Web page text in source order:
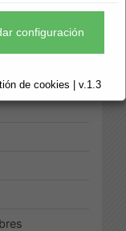
configuración
de cookies | v.1.3